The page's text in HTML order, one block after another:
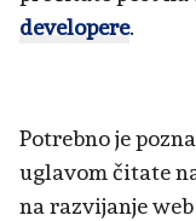
developere.
Potrebno je
uglavom čitate
na razvijanje